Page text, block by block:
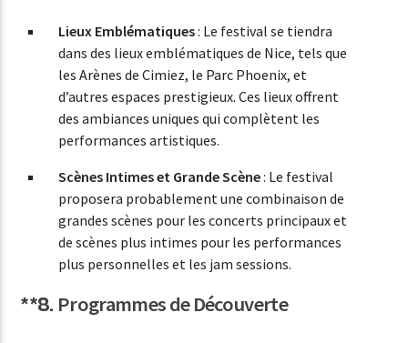
Lieux Emblématiques: Le festival se tiendra
dans des lieux emblématiques de Nice, tels que
les Arènes de Cimiez, le Parc Phoenix, et
d’autres espaces prestigieux. Ces lieux offrent
des ambiances uniques qui complètent les
performances artistiques.
Scènes Intimes et Grande Scène: Le festival
proposera probablement une combinaison de
grandes scènes pour les concerts principaux et
de scènes plus intimes pour les performances
plus personnelles et les jam sessions.
**8. Programmes de Découverte